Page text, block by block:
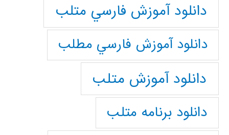
دانلود آموزش فارسي متلب
دانلود آموزش فارسي مطلب
دانلود آموزش متلب
دانلود برنامه متلب